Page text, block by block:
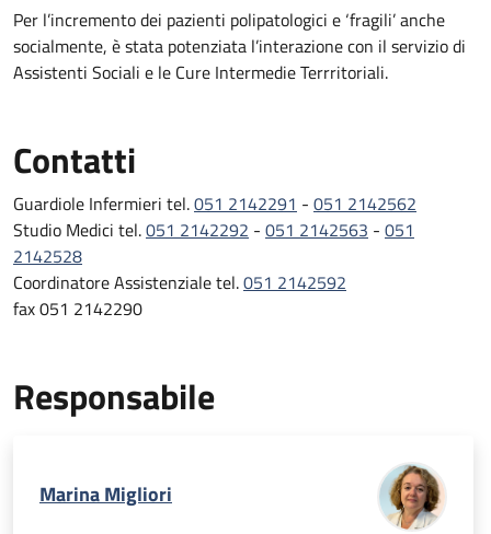
Per l’incremento dei pazienti polipatologici e ‘fragili’ anche
socialmente, è stata potenziata l’interazione con il servizio di
Assistenti Sociali e le Cure Intermedie Terrritoriali.
Contatti
Guardiole Infermieri tel.051 2142291 - 051 2142562
Studio Medici tel.051 2142292 - 051 2142563 - 051
2142528
Coordinatore Assistenziale tel.051 2142592
fax 051 2142290
Responsabile
Marina Migliori